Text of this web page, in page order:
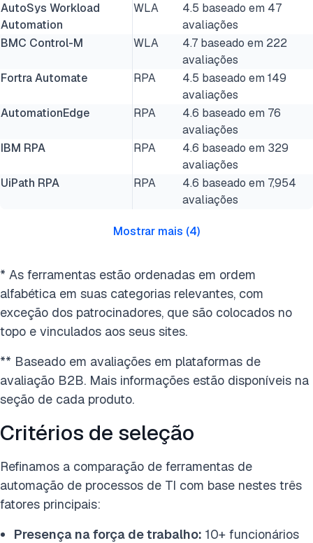
AutoSys Workload
Automation
WLA
4.5 baseado em 47
avaliações
BMC Control-M
WLA
4.7 baseado em 222
avaliações
Fortra Automate
RPA
4.5 baseado em 149
avaliações
AutomationEdge
RPA
4.6 baseado em 76
avaliações
IBM RPA
RPA
4.6 baseado em 329
avaliações
UiPath RPA
RPA
4.6 baseado em 7,954
avaliações
Mostrar mais (4)
* As ferramentas estão ordenadas em ordem
alfabética em suas categorias relevantes, com
exceção dos patrocinadores, que são colocados no
topo e vinculados aos seus sites.
** Baseado em avaliações em plataformas de
avaliação B2B. Mais informações estão disponíveis na
seção de cada produto.
Critérios de seleção
Refinamos a comparação de ferramentas de
automação de processos de TI com base nestes três
fatores principais:
Presença na força de trabalho: 10+ funcionários